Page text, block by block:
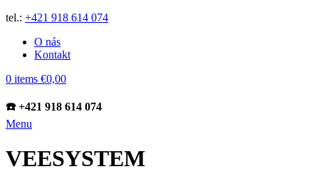
tel.: +421 918 614 074
O nás
Kontakt
0 items €0,00
☎️ +421 918 614 074
Menu
VEESYSTEM